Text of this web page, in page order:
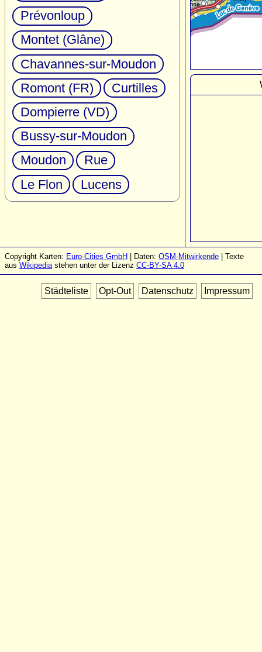
Prévonloup
Montet (Glâne)
Chavannes-sur-Moudon
Romont (FR)
Curtilles
Dompierre (VD)
Bussy-sur-Moudon
Moudon
Rue
Le Flon
Lucens
Copyright Karten: Euro-Cities GmbH | Daten: OSM-Mitwirkende | Texte
aus Wikipediastehen unter der Lizenz CC-BY-SA 4.0
Städteliste Opt-Out Datenschutz Impressum